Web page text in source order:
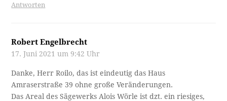
Antworten
Robert Engelbrecht
17. Juni 2021 um 9:42 Uhr
Danke, Herr Roilo, das ist eindeutig das Haus
Amraserstraße 39 ohne große Veränderungen.
Das Areal des Sägewerks Alois Wörle ist dzt. ein riesiges,